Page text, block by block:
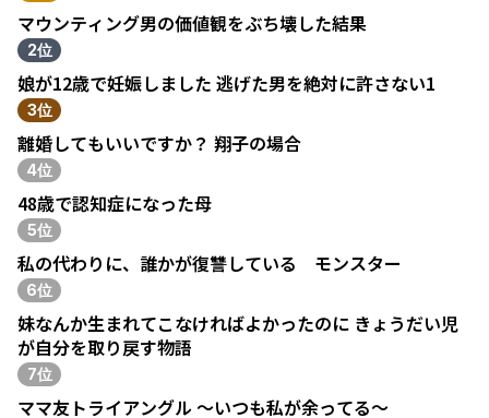
マウンティング男の価値観をぶち壊した結果
2位
娘が12歳で妊娠しました 逃げた男を絶対に許さない1
3位
離婚してもいいですか？ 翔子の場合
4位
48歳で認知症になった母
5位
私の代わりに、誰かが復讐している モンスター
6位
妹なんか生まれてこなければよかったのに きょうだい児
が自分を取り戻す物語
7位
ママ友トライアングル ～いつも私が余ってる～